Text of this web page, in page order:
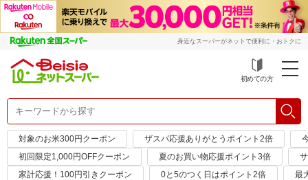
身近なスーパーがネットで便利に・おトクに
初めての方
対象のお米300円クーポン ザスパ応援ありがとうポイント2倍
初回限定1,000円OFFクーポン
夏のお買い物応援ポイント3倍
家計応援！100円引きクーポン
0と5のつく日はポイント2倍 最